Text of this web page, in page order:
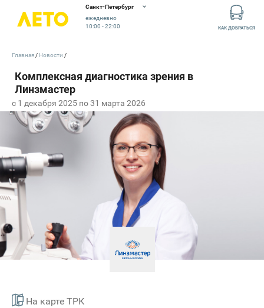
Санкт-Петербург
ежедневно
10:00 - 22:00
КАК ДОБРАТЬСЯ
c 1 декабря 2025 по 31 марта 2026
На карте ТРК
Главная Новости